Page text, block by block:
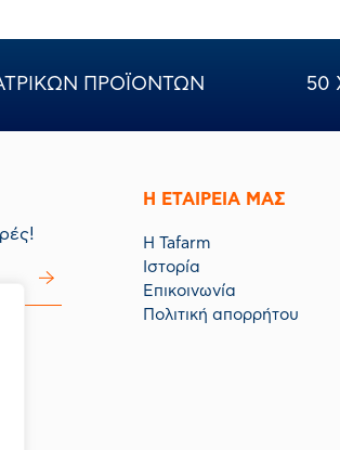
ΠΡΟΪΟΝΤΩΝ 50
Η ΕΤΑΙΡΕΙΑ ΜΑΣ
Η Tafarm
Ιστορία
Επικοινωνία
Πολιτική απορρήτου